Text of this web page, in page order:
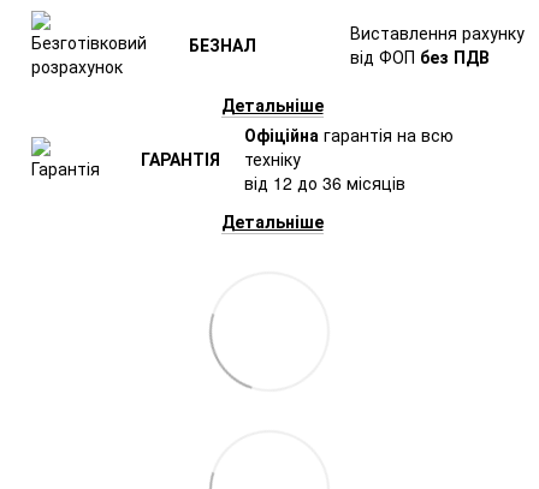
БЕЗНАЛ
Виставлення рахунку
від ФОП без ПДВ
Детальніше
ГАРАНТІЯ
Офіційна гарантія на всю
техніку
від 12 до 36 місяців
Детальніше